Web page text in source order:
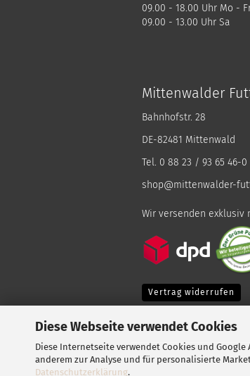
Diese Webseite verwendet Cookies
Diese Internetseite verwendet Cookies und
anderem zur Analyse und für personalisierte
Datenschutzerklärung.
09.00 - 18.00 Uhr Mo -
09.00 - 13.00 Uhr Sa
Mittenwalder
Bahnhofstr. 28
DE-82481 Mittenwald
Tel. 0 88 23 / 93 65 46-0
shop@mittenwalder-
Wir versenden exklusiv
Vertrag widerrufen